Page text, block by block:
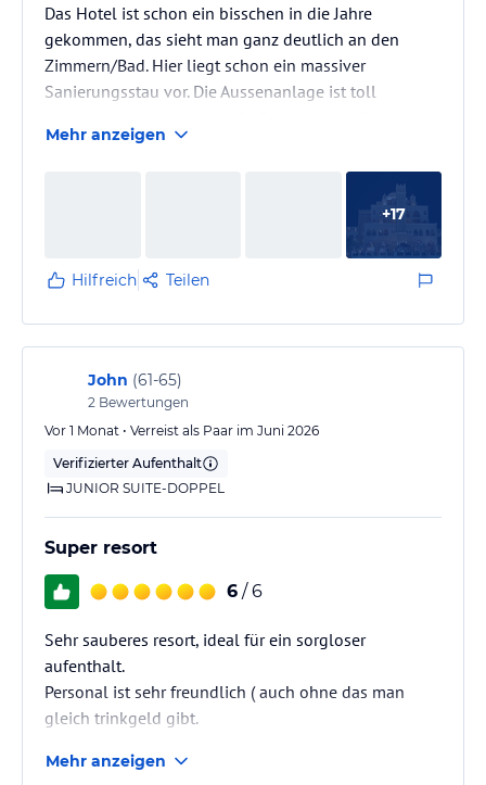
Das Hotel ist schon ein bisschen in die Jahre
gekommen, das sieht man ganz deutlich an den
Zimmern/Bad. Hier liegt schon ein massiver
Sanierungsstau vor. Die Aussenanlage ist toll
Mehr anzeigen
+17
Hilfreich Teilen
John (61-65)
2 Bewertungen
Vor 1 Monat • Verreist als Paar im Juni 2026
Verifizierter Aufenthalt
JUNIOR SUITE-DOPPEL
Super resort
6 / 6
Sehr sauberes resort, ideal für ein sorgloser
aufenthalt.
Personal ist sehr freundlich ( auch ohne das man
gleich trinkgeld gibt.
Mehr anzeigen